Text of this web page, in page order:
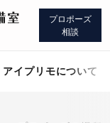
プロポーズ
相談
アイプリモについて